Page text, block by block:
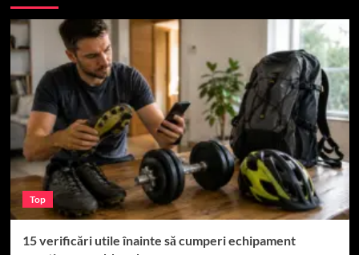
Top
15 verificări utile înainte să cumperi echipament